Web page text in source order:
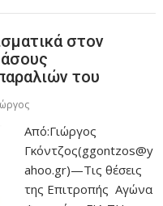
στον
του
Από:Γιώργος
Γκόντζος(ggontzos@y
ahoo.gr)—Τις θέσεις
της Επιτροπής Αγώνα